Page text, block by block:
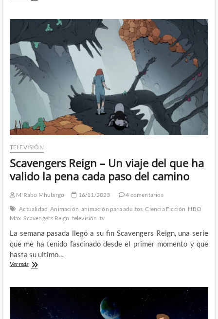
particular
de
la
televisión,
dice
TELEVISIÓN
Scavengers Reign – Un viaje del que ha
valido la pena cada paso del camino
M'Rabo Mhulargo 16/11/2023
4 comentarios
Actualidad Animación animación para adultos Ciencia Ficción HBO
Max Scavengers Reign televisión tv
La semana pasada llegó a su fin Scavengers Reign, una serie
que me ha tenido fascinado desde el primer momento y que
hasta su ultimo…
Ver másScavengers
viaje